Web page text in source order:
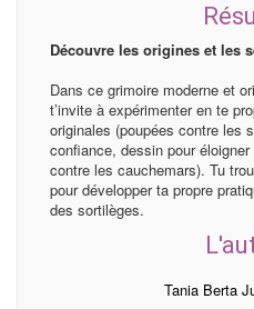
Découvre les origines et les
Dans ce grimoire moderne et
t’invite à expérimenter en te
originales (poupées contre les
confiance, dessin pour
contre les cauchemars). Tu
pour développer ta propre
des sortilèges.
Tania Berta